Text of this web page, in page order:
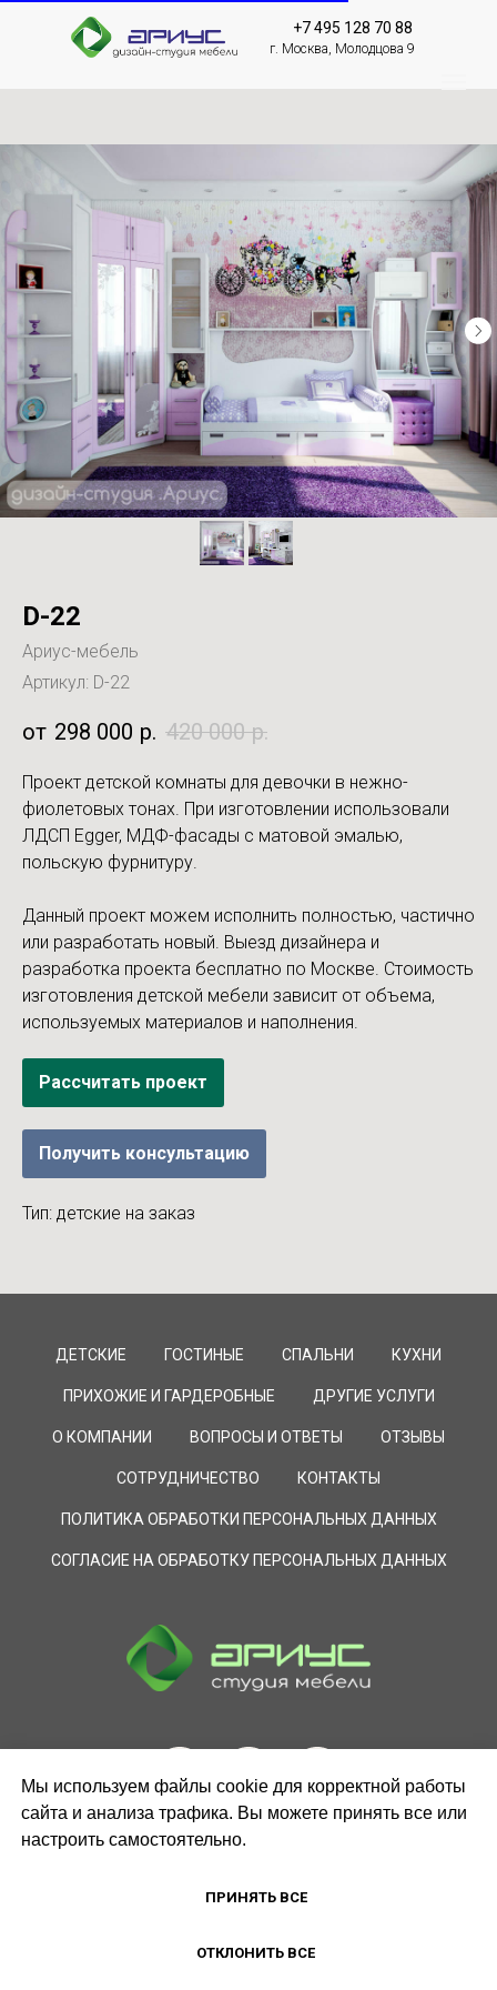
+7 495 128 70 88
г. Москва, Молодцова 9
D-22
Ариус-мебель
Артикул: D-22
298 000 р. 420 000 р.
Проект детской комнаты для девочки в нежно-
фиолетовых тонах. При изготовлении использовали
ЛДСП Egger, МДФ-фасады с матовой эмалью,
польскую фурнитуру.
Данный проект можем исполнить полностью, частично
или разработать новый. Выезд дизайнера и
разработка проекта бесплатно по Москве. Стоимость
изготовления детской мебели зависит от объема,
используемых материалов и наполнения.
Рассчитать проект
Получить консультацию
Тип: детские на заказ
ДЕТСКИЕ ГОСТИНЫЕ СПАЛЬНИ КУХНИ
ПРИХОЖИЕ И ГАРДЕРОБНЫЕ ДРУГИЕ УСЛУГИ
О КОМПАНИИ ВОПРОСЫ И ОТВЕТЫ ОТЗЫВЫ
СОТРУДНИЧЕСТВО КОНТАКТЫ
ПОЛИТИКА ОБРАБОТКИ ПЕРСОНАЛЬНЫХ ДАННЫХ
СОГЛАСИЕ НА ОБРАБОТКУ ПЕРСОНАЛЬНЫХ ДАННЫХ
Мы используем файлы cookie для корректной работы
сайта и анализа трафика. Вы можете принять все или
настроить самостоятельно.
ПРИНЯТЬ ВСЕ
ОТКЛОНИТЬ ВСЕ